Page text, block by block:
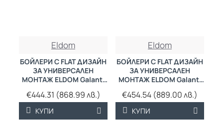
Eldom
БОЙЛЕРИ С FLAT ДИЗАЙН
ЗА УНИВЕРСАЛЕН
МОНТАЖ ELDOM Galant,
80 L
€444.31 (868.99 лв.)
КУПИ
Eldom
БОЙЛЕРИ С FLAT ДИЗАЙН
ЗА УНИВЕРСАЛЕН
МОНТАЖ ELDOM Galant,
80 L
€454.54 (889.00 лв.)
КУПИ